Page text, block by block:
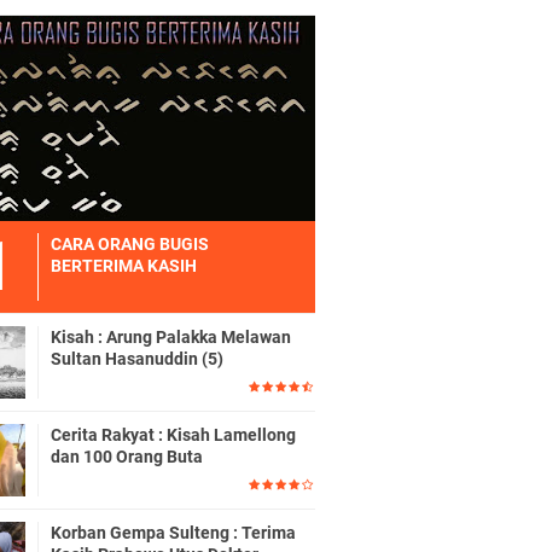
CARA ORANG BUGIS
BERTERIMA KASIH
Kisah : Arung Palakka Melawan
Sultan Hasanuddin (5)
Cerita Rakyat : Kisah Lamellong
dan 100 Orang Buta
Korban Gempa Sulteng : Terima